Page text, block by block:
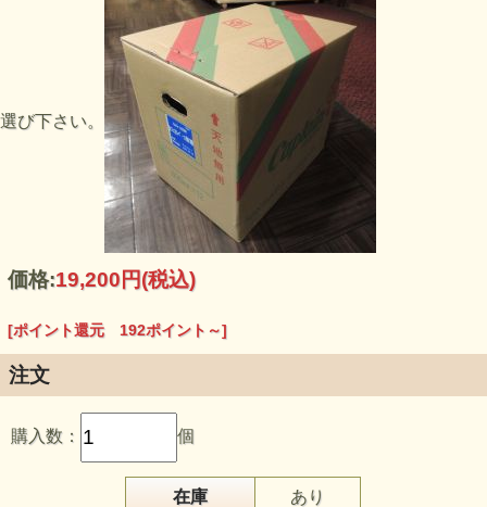
選び下さい。
価格:19,200円(税込)
[ポイント還元 192ポイント～]
注文
購入数： 個
在庫 あり